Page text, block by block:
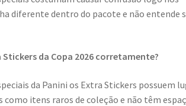
diferente dentro do pacote e não entende
da Copa 2026 corretamente?
da Panini os Extra Stickers possuem
itens raros de coleção e não têm